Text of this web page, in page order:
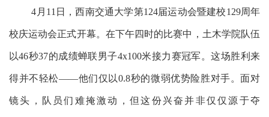
4月11日，西南交通大学第124届运动会暨建校129周年
校庆运动会正式开幕。在下午四时的比赛中，土木学院队伍
以46秒37的成绩蝉联男子4x100米接力赛冠军。这场胜利来
得并不轻松——他们仅以0.8秒的微弱优势险胜对手。面对
镜头，队员们难掩激动，但这份兴奋并非仅仅源于夺